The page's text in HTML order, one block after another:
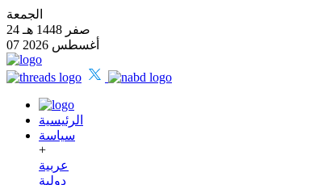
الجمعة
24 صفر 1448 هـ
07 أغسطس 2026
الرئيسية
سياسة
+
عربية
دولية